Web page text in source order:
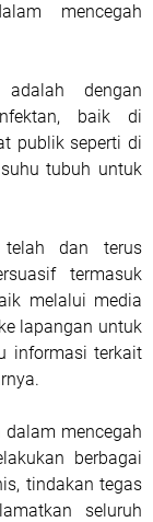
mencegah
dengan
baik di
publik seperti di
tubuh untuk
dan terus
termasuk
melalui media
lapangan untuk
informasi terkait
dalam mencegah
berbagai
tindakan tegas
seluruh